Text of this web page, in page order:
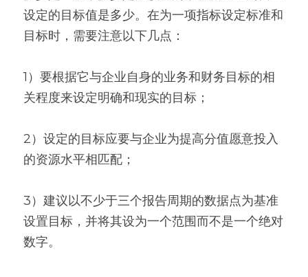
设定的目标值是多少。在为一项指标设定标准和
目标时，需要注意以下几点：
1）要根据它与企业自身的业务和财务目标的相
关程度来设定明确和现实的目标；
2）设定的目标应要与企业为提高分值愿意投入
的资源水平相匹配；
3）建议以不少于三个报告周期的数据点为基准
设置目标，并将其设为一个范围而不是一个绝对
数字。